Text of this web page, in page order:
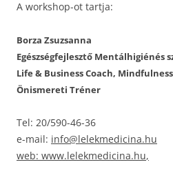
A workshop-ot tartja:
Borza Zsuzsanna
Egészségfejlesztő Mentálhigiénés
Life & Business Coach,
Önismereti Tréner
Tel: 20/590-46-36
e-mail: info@lelekmedicina.hu
web: www.lelekmedicina.hu,